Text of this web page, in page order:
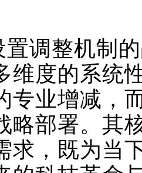
置调整机制
维度的系统
专业增减，
略部署。其
求，既为当